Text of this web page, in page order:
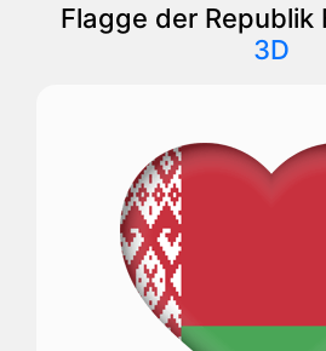
Flagge der Republik
3D